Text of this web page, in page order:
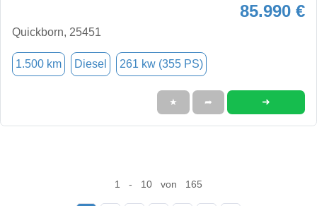
85.990 €
Quickborn, 25451
1.500 km Diesel 261 kw (355 PS)
★ ➦ ➜
1 - 10 von 165